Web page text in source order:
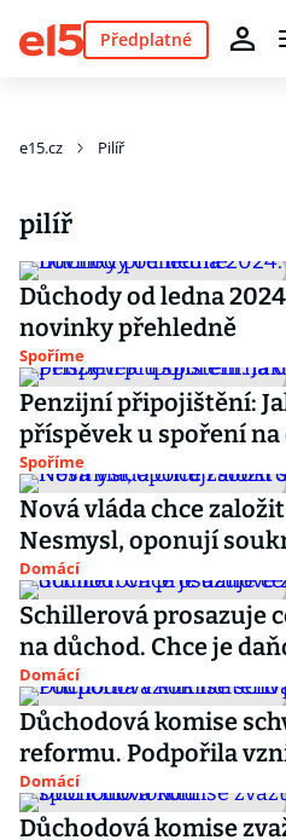
Předplatné
e15.cz Pilíř
pilíř
Důchody od ledna
novinky přehledně
Spoříme
Penzijní připojištění:
příspěvek u spoření na
Spoříme
Nová vláda chce
Nesmysl, oponují
Domácí
Schillerová prosazuje
na důchod. Chce je
Domácí
Důchodová komise
reformu. Podpořila
Domácí
Důchodová komise